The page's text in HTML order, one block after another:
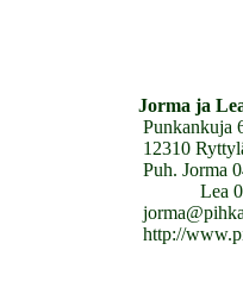
Jorma ja
6 as
045
329